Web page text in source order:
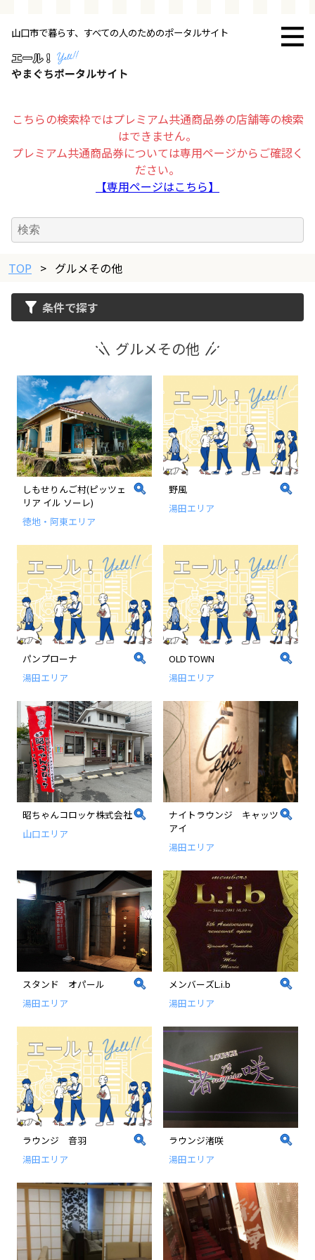
山口市で暮らす、すべての人のためのポータルサイト
こちらの検索枠ではプレミアム共通商品券の店舗等の検索
はできません。
プレミアム共通商品券については専用ページからご確認く
ださい。
【専用ページはこちら】
トップページ
その他
求人情報
お得
新規登録の事業者の皆様
すでにご登録済み事業者の皆様
イベント情報の掲載はこちら
TOP > グルメその他
条件で探す
グルメその他
しもせりんご村(ピッツェ
リア イル ソーレ)
徳地・阿東エリア
野風
湯田エリア
パンプローナ
湯田エリア
OLD TOWN
湯田エリア
昭ちゃんコロッケ株式会社
山口エリア
ナイトラウンジ キャッツ
アイ
湯田エリア
スタンド オパール
湯田エリア
メンバーズL.i.b
湯田エリア
ラウンジ 音羽
湯田エリア
ラウンジ渚咲
湯田エリア